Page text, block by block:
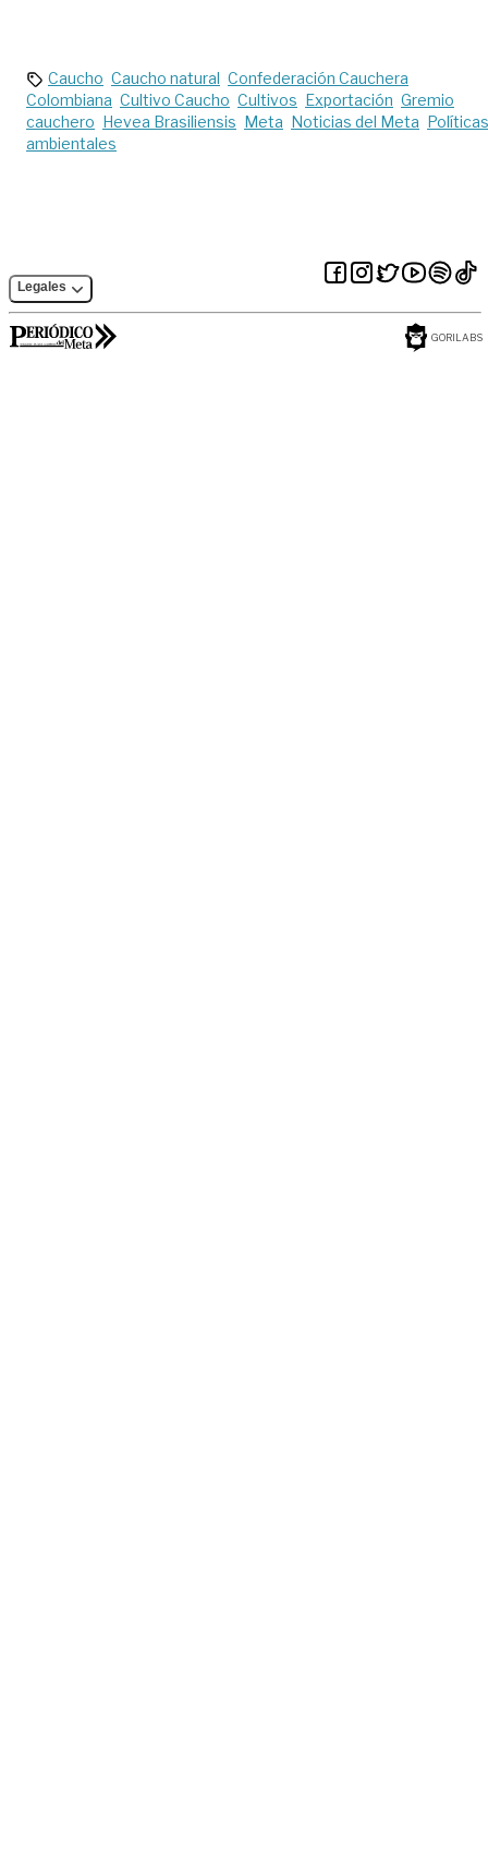
Caucho Caucho natural Confederación Cauchera
Colombiana Cultivo Caucho Cultivos Exportación Gremio
cauchero Hevea Brasiliensis Meta Noticias del Meta Políticas
ambientales
Legales
GORILABS